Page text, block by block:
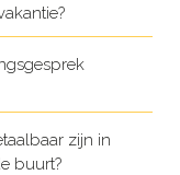
zijn in
buurt?